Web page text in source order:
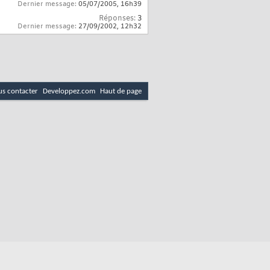
Dernier message: 05/07/2005, 16h39
Réponses: 3
Dernier message: 27/09/2002, 12h32
contacter Developpez.com Haut de page